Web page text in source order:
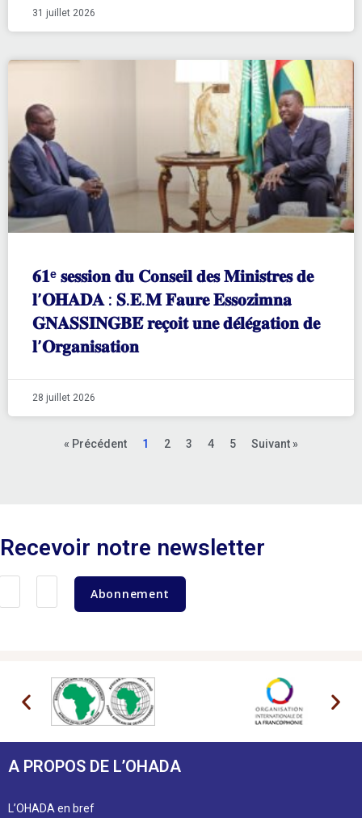
31 juillet 2026
𝟔𝟏ᵉ 𝐬𝐞𝐬𝐬𝐢𝐨𝐧 𝐝𝐮 𝐂𝐨𝐧𝐬𝐞𝐢𝐥 𝐝𝐞𝐬 𝐌𝐢𝐧𝐢𝐬𝐭𝐫𝐞𝐬 𝐝𝐞
𝐥’𝐎𝐇𝐀𝐃𝐀 : 𝐒.𝐄.𝐌 𝐅𝐚𝐮𝐫𝐞 𝐄𝐬𝐬𝐨𝐳𝐢𝐦𝐧𝐚
𝐆𝐍𝐀𝐒𝐒𝐈𝐍𝐆𝐁𝐄́ 𝐫𝐞𝐜̧𝐨𝐢𝐭 𝐮𝐧𝐞 𝐝𝐞́𝐥𝐞́𝐠𝐚𝐭𝐢𝐨𝐧 𝐝𝐞
𝐥’𝐎𝐫𝐠𝐚𝐧𝐢𝐬𝐚𝐭𝐢𝐨𝐧
28 juillet 2026
« Précédent 1 2 3 4 5 Suivant »
Recevoir notre newsletter
Abonnement
A PROPOS DE L’OHADA
L’OHADA en bref